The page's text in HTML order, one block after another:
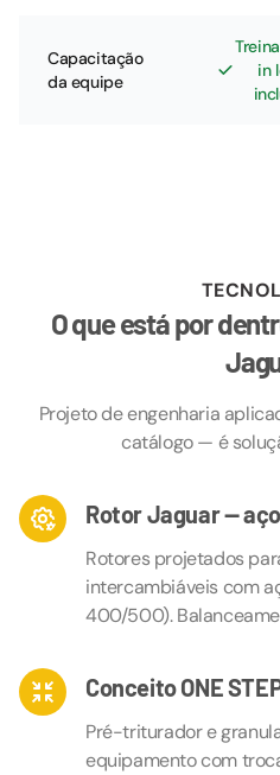
Capacitação
da equipe
in
O que está por
Projeto de engenharia
catálogo — é
Rotor Jaguar —
Rotores projetados
intercambiáveis com
400/500).
Conceito ONE
Pré-triturador e
equipamento com